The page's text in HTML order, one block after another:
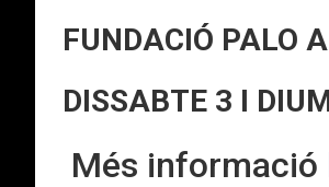
FUNDACIÓ PALO
DISSABTE 3 I
Més informació